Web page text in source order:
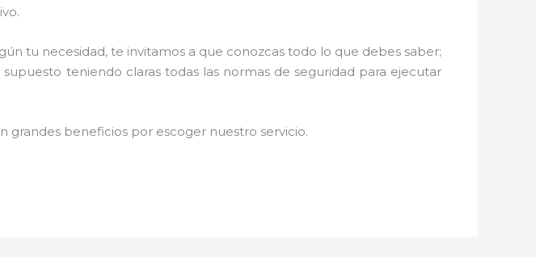
tu necesidad, te invitamos a que conozcas todo lo que debes saber;
teniendo claras todas las normas de seguridad para ejecutar
grandes beneficios por escoger nuestro servicio.